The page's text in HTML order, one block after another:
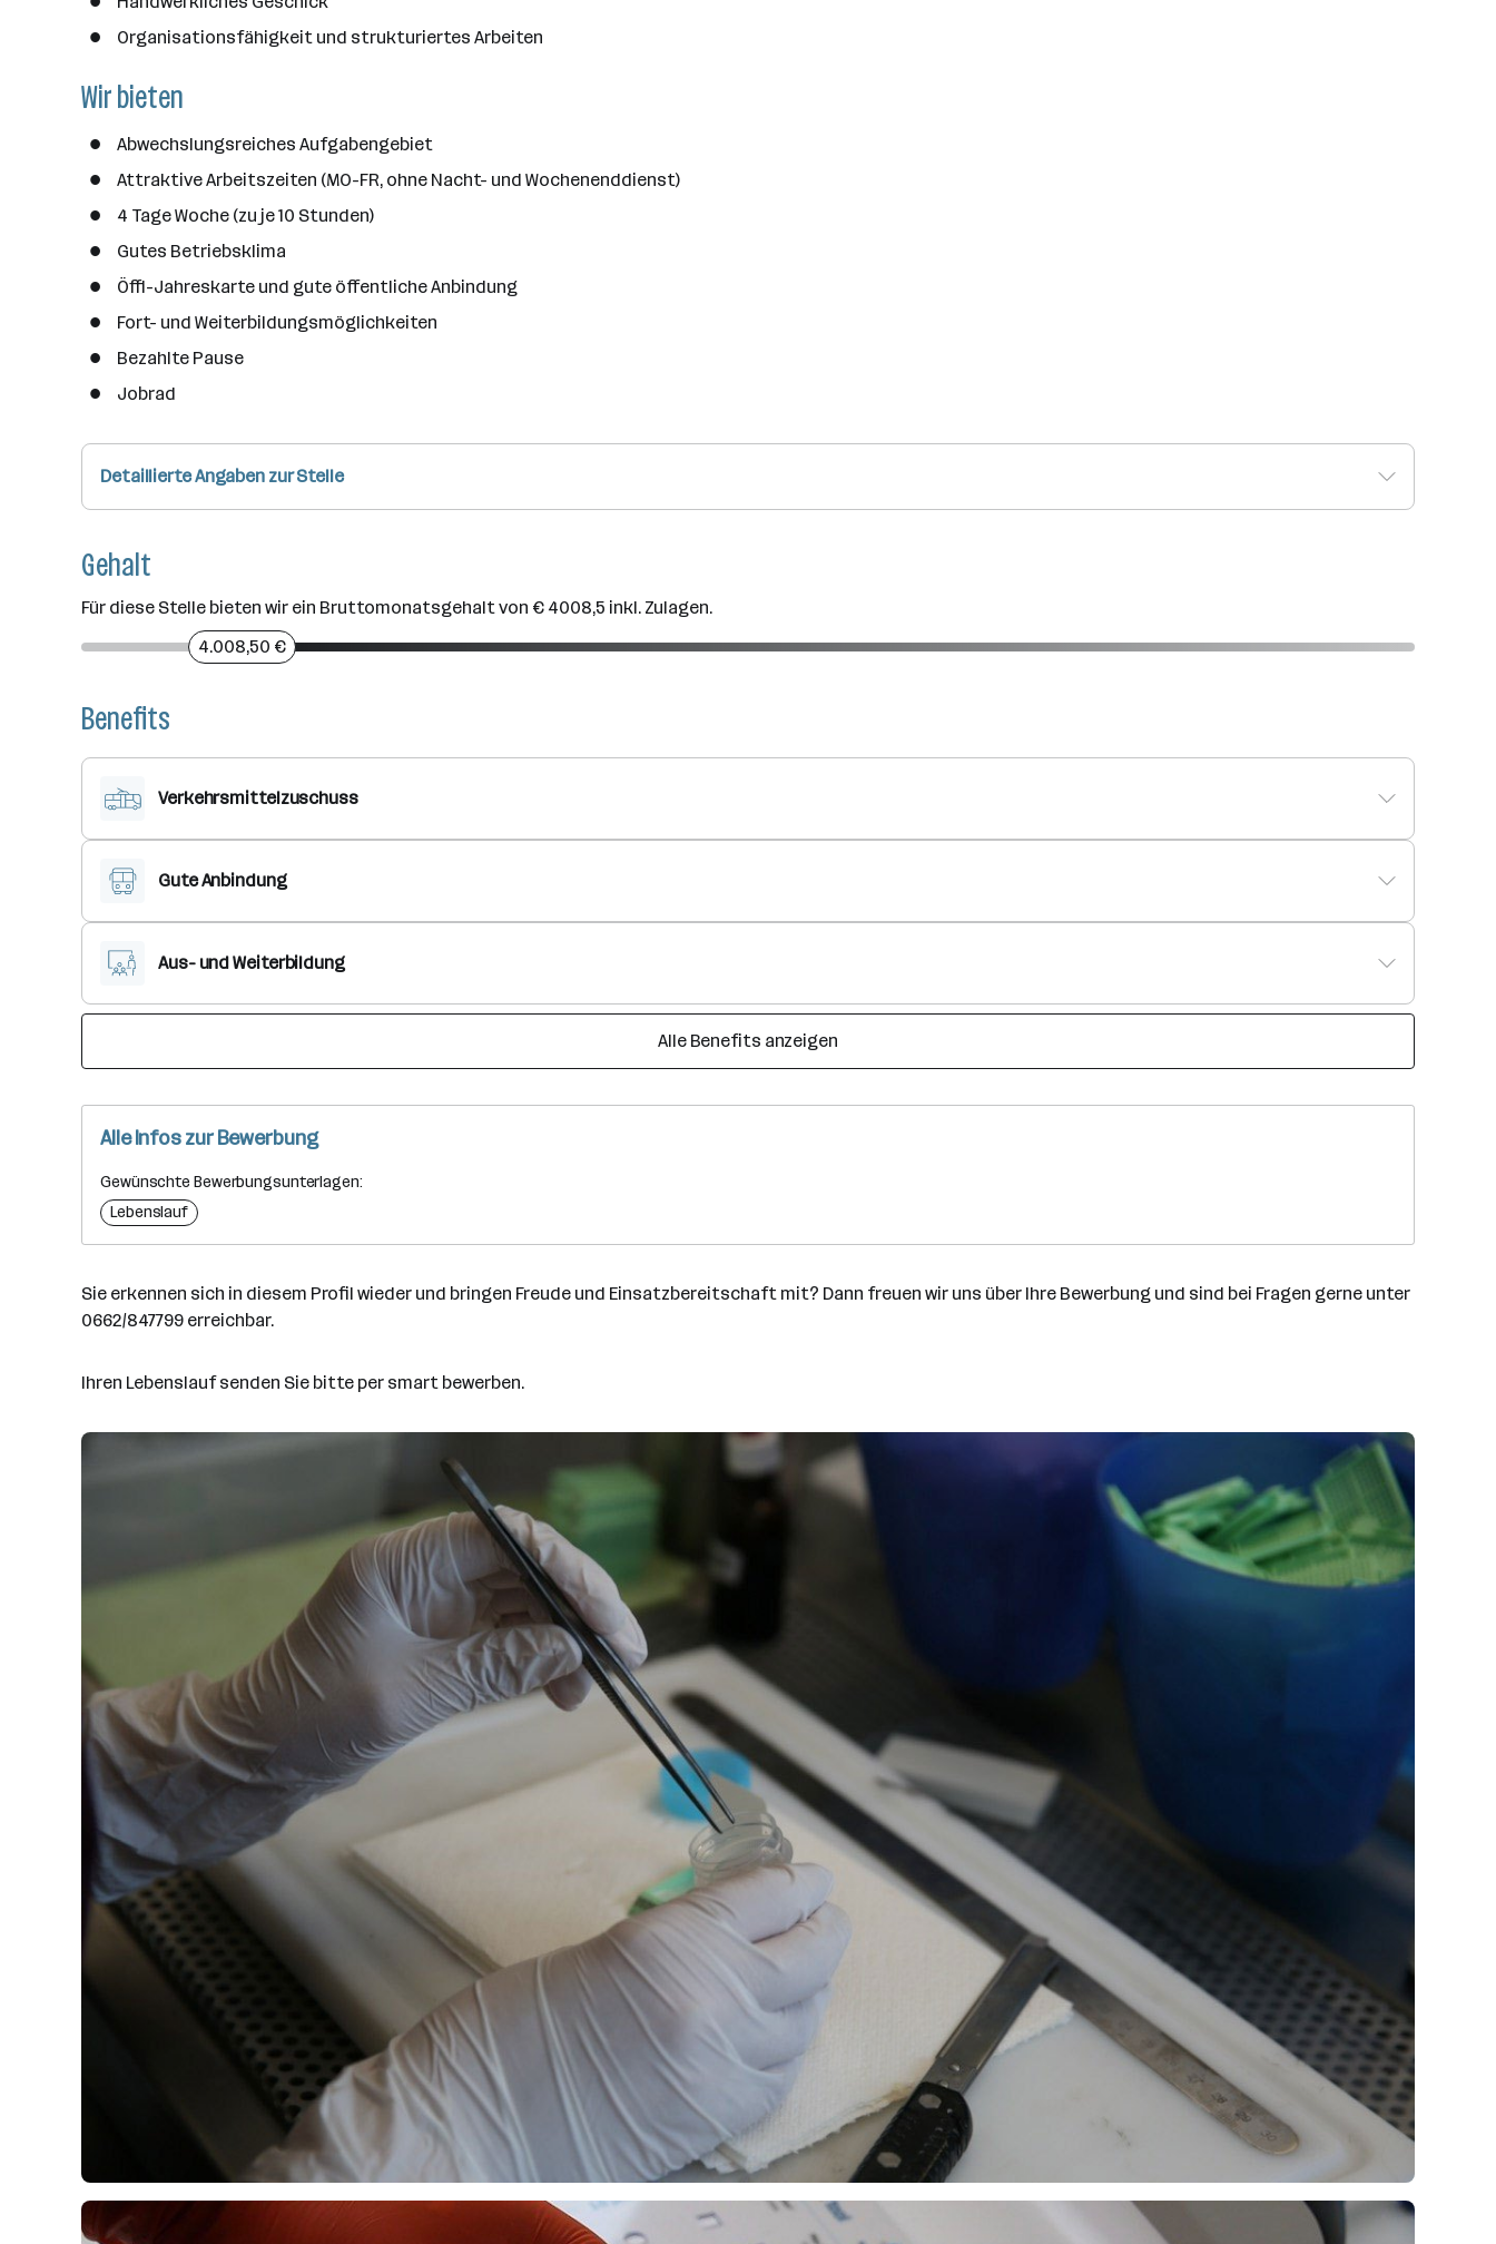
Organisationsfähigkeit und strukturiertes Arbeiten
Wir bieten
Abwechslungsreiches Aufgabengebiet
Attraktive Arbeitszeiten (MO-FR, ohne Nacht- und Wochenenddienst)
4 Tage Woche (zu je 10 Stunden)
Gutes Betriebsklima
Öffi-Jahreskarte und gute öffentliche Anbindung
Fort- und Weiterbildungsmöglichkeiten
Bezahlte Pause
Jobrad
Detaillierte Angaben zur Stelle
Gehalt
Für diese Stelle bieten wir ein Bruttomonatsgehalt von € 4008,5 inkl. Zulagen.
4.008,50 €
Benefits
Verkehrsmittelzuschuss
Gute Anbindung
Aus- und Weiterbildung
Alle Benefits anzeigen
Alle Infos zur Bewerbung
Gewünschte Bewerbungsunterlagen:
Lebenslauf
Sie erkennen sich in diesem Profil wieder und bringen Freude und Einsatzbereitschaft mit? Dann freuen wir uns über Ihre Bewerbung und sind bei Fragen gerne unter
0662/847799 erreichbar.
Ihren Lebenslauf senden Sie bitte per smart bewerben.